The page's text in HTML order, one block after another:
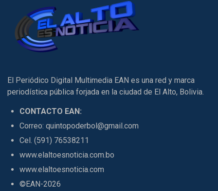
El Periódico Digital Multimedia EAN es una red y marca
periodística pública forjada en la ciudad de El Alto, Bolivia.
CONTACTO EAN:
Correo: quintopoderbol@gmail.com
Cel. (591) 76538211
www.elaltoesnoticia.com.bo
www.elaltoesnoticia.com
©EAN-2026